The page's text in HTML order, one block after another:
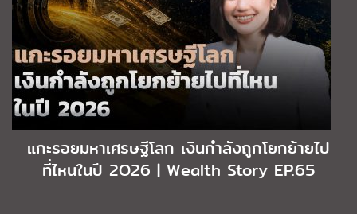
แกะรอยมหาเศรษฐีโลก เงินกำลังถูกโยกย้ายไป
ที่ไหนในปี 2O26 | Wealth Story EP.65